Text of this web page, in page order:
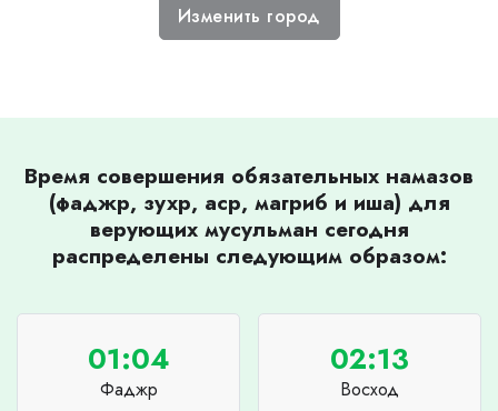
Изменить город
Время совершения обязательных намазов
(фаджр, зухр, аср, магриб и иша) для
верующих мусульман сегодня
распределены следующим образом:
01:04
Фаджр
02:13
Восход